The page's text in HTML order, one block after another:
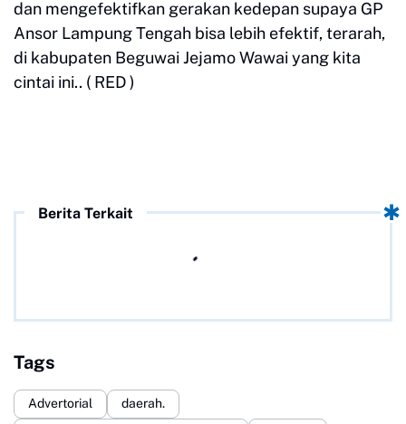
dan mengefektifkan gerakan kedepan supaya GP
Ansor Lampung Tengah bisa lebih efektif, terarah,
di kabupaten Beguwai Jejamo Wawai yang kita
cintai ini.. ( RED )
Berita Terkait
Tags
Advertorial
daerah.